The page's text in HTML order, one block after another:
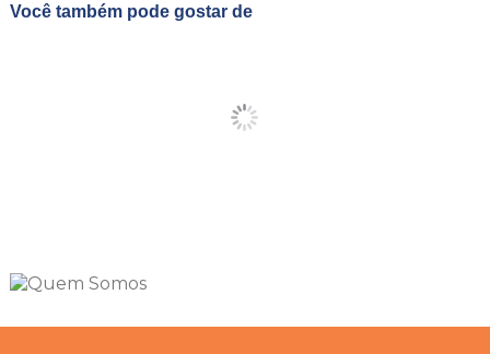
Você também pode gostar de